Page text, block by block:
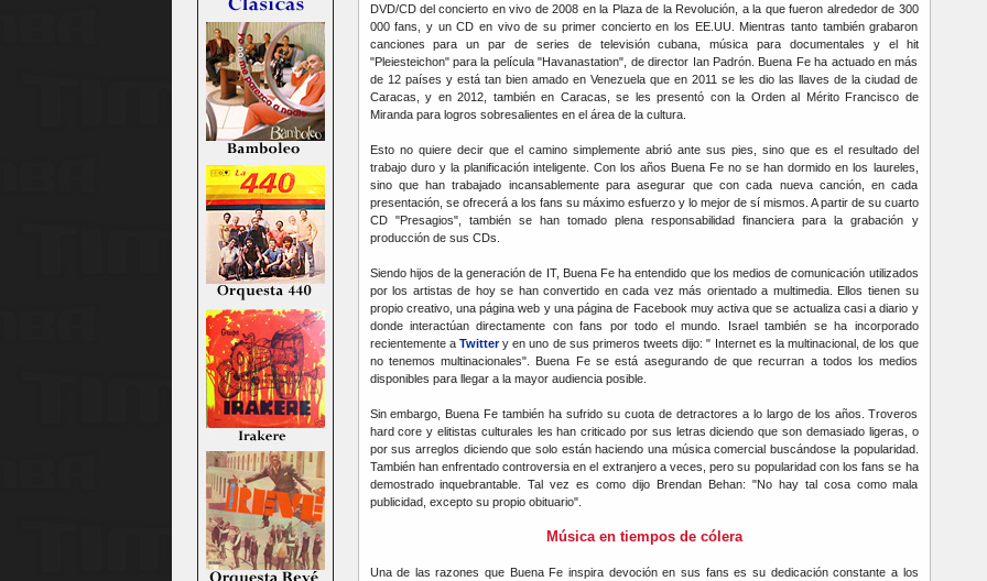
DVD/CD del concierto en vivo de 2008 en la Plaza de la Revolución, a la que fueron alrededor de 300
000 fans, y un CD en vivo de su primer concierto en los EE.UU. Mientras tanto también grabaron
canciones para un par de series de televisión cubana, música para documentales y el hit
"Pleiesteichon" para la película "Havanastation", de director Ian Padrón. Buena Fe ha actuado en más
de 12 países y está tan bien amado en Venezuela que en 2011 se les dio las llaves de la ciudad de
Caracas, y en 2012, también en Caracas, se les presentó con la Orden al Mérito Francisco de
Miranda para logros sobresalientes en el área de la cultura.
Esto no quiere decir que el camino simplemente abrió ante sus pies, sino que es el resultado del
trabajo duro y la planificación inteligente. Con los años Buena Fe no se han dormido en los laureles,
sino que han trabajado incansablemente para asegurar que con cada nueva canción, en cada
presentación, se ofrecerá a los fans su máximo esfuerzo y lo mejor de sí mismos. A partir de su cuarto
CD "Presagios", también se han tomado plena responsabilidad financiera para la grabación y
producción de sus CDs.
Siendo hijos de la generación de IT, Buena Fe ha entendido que los medios de comunicación utilizados
por los artistas de hoy se han convertido en cada vez más orientado a multimedia. Ellos tienen su
propio creativo, una página web y una página de Facebook muy activa que se actualiza casi a diario y
donde interactúan directamente con fans por todo el mundo. Israel también se ha incorporado
recientemente a Twittery en uno de sus primeros tweets dijo: " Internet es la multinacional, de los que
no tenemos multinacionales". Buena Fe se está asegurando de que recurran a todos los medios
disponibles para llegar a la mayor audiencia posible.
Sin embargo, Buena Fe también ha sufrido su cuota de detractores a lo largo de los años. Troveros
hard core y elitistas culturales les han criticado por sus letras diciendo que son demasiado ligeras, o
por sus arreglos diciendo que solo están haciendo una música comercial buscándose la popularidad.
También han enfrentado controversia en el extranjero a veces, pero su popularidad con los fans se ha
demostrado inquebrantable. Tal vez es como dijo Brendan Behan: "No hay tal cosa como mala
publicidad, excepto su propio obituario".
Música en tiempos de cólera
Una de las razones que Buena Fe inspira devoción en sus fans es su dedicación constante a los